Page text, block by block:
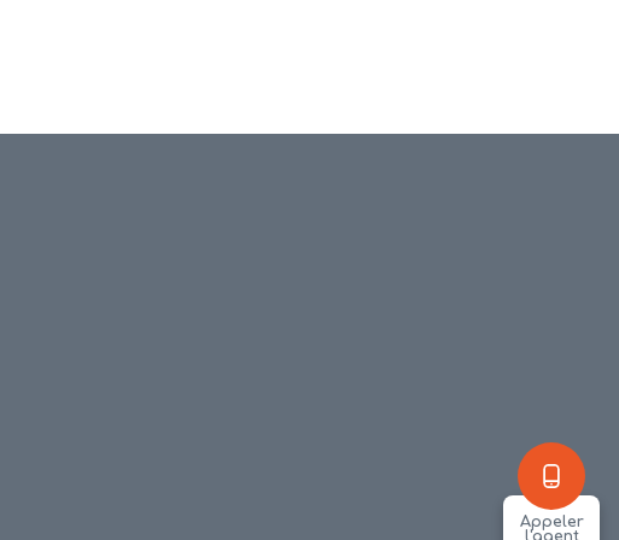
Appeler
l'agent